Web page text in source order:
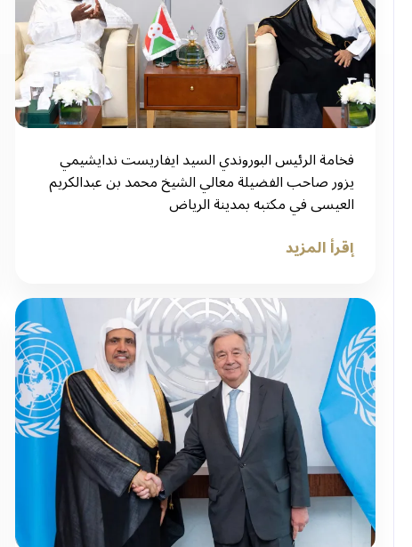
فخامة الرئيس البوروندي السيد ايفاريست ندايشيمي
يزور صاحب الفضيلة معالي الشيخ محمد بن عبدالكريم
العيسى في مكتبه بمدينة الرياض
إقرأ المزيد